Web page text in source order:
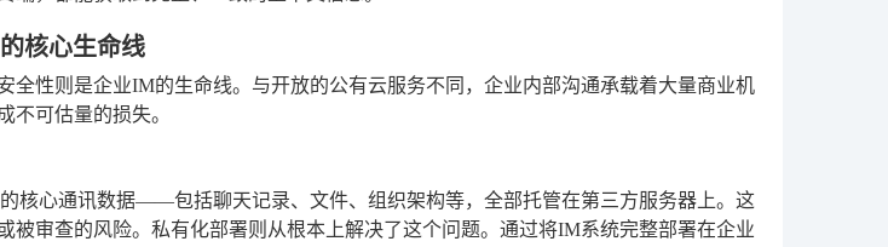
核心生命线
全性则是企业IM的生命线。与开放的公有云服务不同，企业内部沟通承载着大量商业机
不可估量的损失。
核心通讯数据——包括聊天记录、文件、组织架构等，全部托管在第三方服务器上。这
被审查的风险。私有化部署则从根本上解决了这个问题。通过将IM系统完整部署在企业